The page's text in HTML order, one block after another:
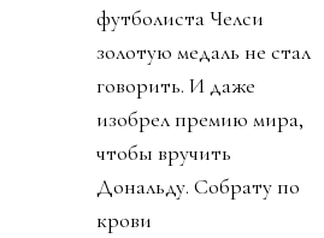
футболиста Челси
золотую медаль не стал
говорить. И даже
изобрел премию мира,
чтобы вручить
Дональду. Собрату по
крови